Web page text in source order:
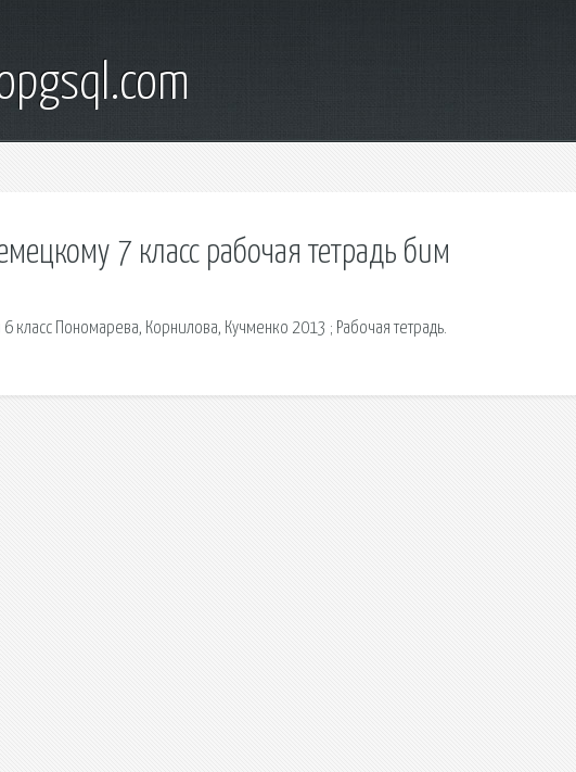
7 класс рабочая тетрадь бим
класс Пономарева, Корнилова, Кучменко 2013 ; Рабочая тетрадь.